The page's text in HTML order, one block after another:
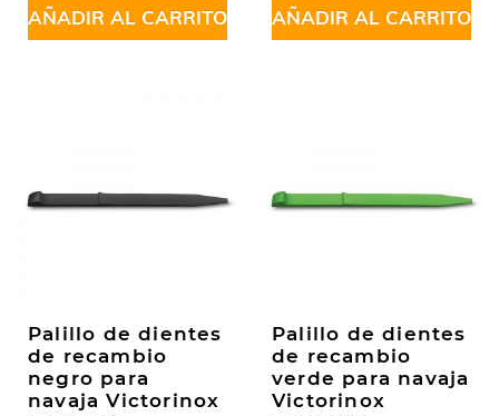
AÑADIR AL CARRITO AÑADIR AL CARRITO
Palillo de dientes
de recambio
negro para
navaja Victorinox
Palillo de dientes
de recambio
verde para navaja
Victorinox